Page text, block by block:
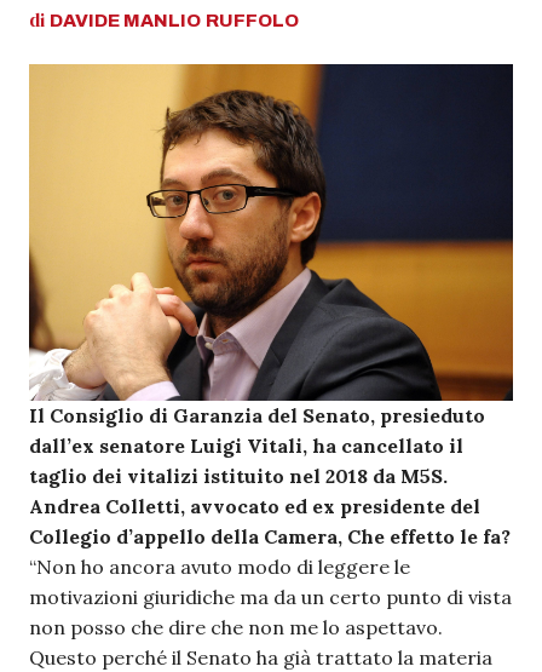
di DAVIDE MANLIO RUFFOLO
Il Consiglio di Garanzia del Senato, presieduto
dall’ex senatore Luigi Vitali, ha cancellato il
taglio dei vitalizi istituito nel 2018 da M5S.
Andrea Colletti, avvocato ed ex presidente del
Collegio d’appello della Camera, Che effetto le fa?
“Non ho ancora avuto modo di leggere le
motivazioni giuridiche ma da un certo punto di vista
non posso che dire che non me lo aspettavo.
Questo perché il Senato ha già trattato la materia